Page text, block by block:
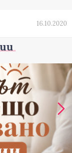
16.10.2020